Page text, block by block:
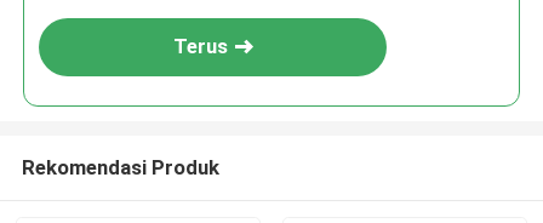
Terus
Rekomendasi Produk